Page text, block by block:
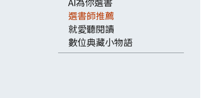
選書師推薦
就愛聽閱讀
數位典藏小物語